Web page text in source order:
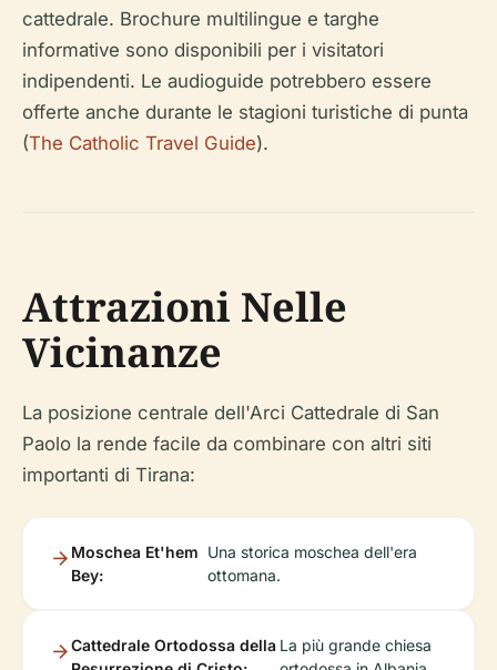
cattedrale. Brochure multilingue e targhe
informative sono disponibili per i visitatori
indipendenti. Le audioguide potrebbero essere
offerte anche durante le stagioni turistiche di punta
(The Catholic Travel Guide).
Attrazioni Nelle
Vicinanze
La posizione centrale dell'Arci Cattedrale di San
Paolo la rende facile da combinare con altri siti
importanti di Tirana:
Moschea Et'hem
Bey:
Una storica moschea dell'era
ottomana.
Cattedrale Ortodossa della La più grande chiesa